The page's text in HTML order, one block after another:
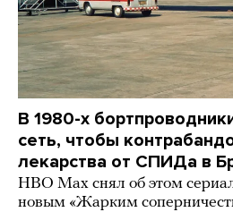
В 1980-х
сеть, чтобы
лекарства от СПИДа в
HBO Max снял об этом
новым «Жарким